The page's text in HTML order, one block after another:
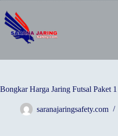
to
content
Bongkar Harga Jaring Futsal Paket
saranajaringsafety.com